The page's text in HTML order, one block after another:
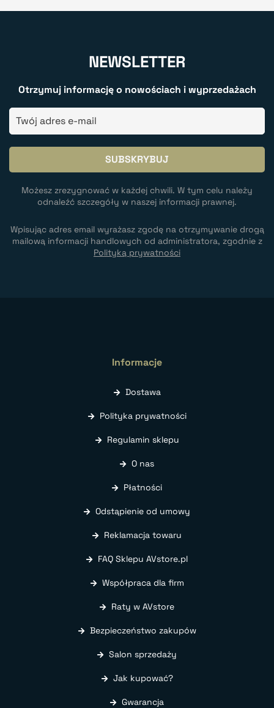
NEWSLETTER
Otrzymuj informację o nowościach i wyprzedażach
Możesz zrezygnować w każdej chwili. W tym celu należy
odnaleźć szczegóły w naszej informacji prawnej.
Wpisując adres email wyrażasz zgodę na otrzymywanie drogą
mailową informacji handlowych od administratora, zgodnie z
Polityką prywatności
Informacje
Dostawa
Polityka prywatności
Regulamin sklepu
O nas
Płatności
Odstąpienie od umowy
Reklamacja towaru
FAQ Sklepu AVstore.pl
Współpraca dla firm
Raty w AVstore
Bezpieczeństwo zakupów
Salon sprzedaży
Jak kupować?
Gwarancja